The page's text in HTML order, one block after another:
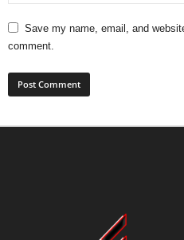
Save my name, email, and
comment.